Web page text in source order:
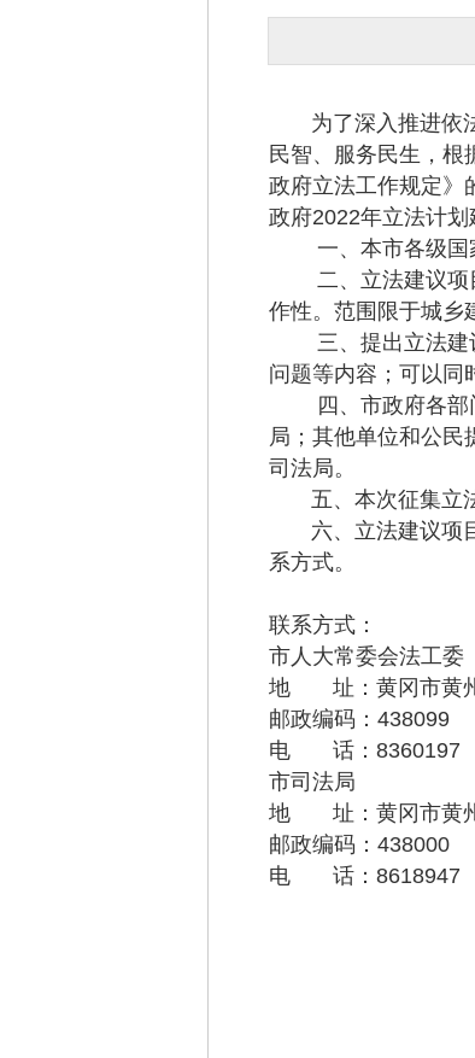
为了深入推进依法
民智、服务民生，根
政府立法工作规定》
政府2022年立法计划
一、本市各级国家
二、立法建议项目
作性。范围限于城
三、提出立法建议
问题等内容；可以同
四、市政府各部门
局；其他单位和公民
司法局。
五、本次征集立法
六、立法建议项目
系方式。
联系方式：
市人大常委会法工委
地 址：黄冈
邮政编码：
电 话：8360197
市司法局
地 址：黄冈市黄州
邮政编码：
电 话：8618947